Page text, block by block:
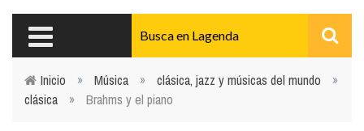
Usted está aquí
Inicio » Música » clásica, jazz y músicas del mundo
»
clásica
» Brahms y el piano